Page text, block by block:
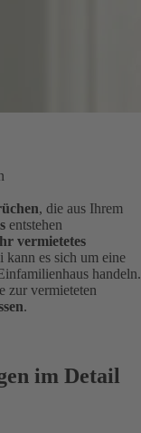
, die aus Ihrem
entstehen
vermietetes
kann es sich um eine
handeln.
zur vermieteten
.
im Detail